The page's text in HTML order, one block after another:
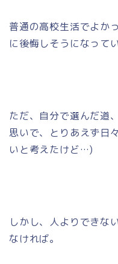
普通の高校生活でよか
に後悔しそうになってい
ただ、自分で選んだ道
思いで、とりあえず日
いと考えたけど…)
しかし、人よりできな
なければ。